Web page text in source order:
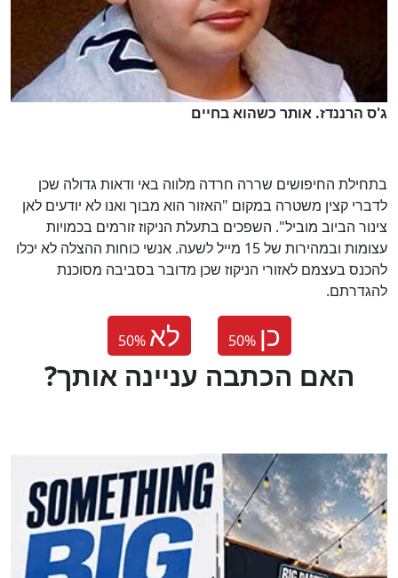
ג'ס הרננדז. אותר כשהוא בחיים
בתחילת החיפושים שררה חרדה מלווה באי ודאות גדולה שכן
לדברי קצין משטרה במקום "האזור הוא מבוך ואנו לא יודעים לאן
צינור הביוב מוביל". השפכים בתעלת הניקוז זורמים בכמויות
עצומות ובמהירות של 15 מייל לשעה. אנשי כוחות ההצלה לא יכלו
להכנס בעצמם לאזורי הניקוז שכן מדובר בסביבה מסוכנת
להגדרתם.
50% לא 50% כן
?האם הכתבה עניינה אותך